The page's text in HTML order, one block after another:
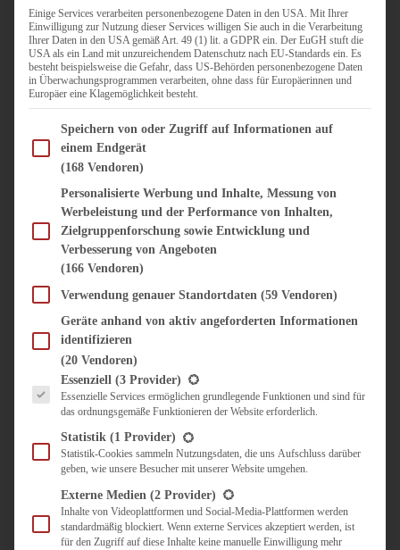
HERZHAFTES BACKEN
ONE-POT-GERICHTE
PASTA & NUDELGERICHTE
PIZZA, TARTES & QUICHES
REIS & RISOTTO
SALATE & SNACKS
SUPPENKASPEREIEN
VORSPEISEN
SÜSS & HERZHAFT
BROTAUFSTRICH
DIPS, SAUCEN, CHUTNEYS
KÜCHENGESCHENKE
UNTERWEGS
KULINARISCH UNTERWEGS
ÜBER MICH
ZUSAMMENARBEIT
Einige Services verarbeiten personenbezogene Daten in den USA. Mit Ihrer
Einwilligung zur Nutzung dieser Services willigen Sie auch in die Verarbeitung
Ihrer Daten in den USA gemäß Art. 49 (1) lit. a GDPR ein. Der EuGH stuft die
USA als ein Land mit unzureichendem Datenschutz nach EU-Standards ein. Es
besteht beispielsweise die Gefahr, dass US-Behörden personenbezogene Daten
in Überwachungsprogrammen verarbeiten, ohne dass für Europäerinnen und
Europäer eine Klagemöglichkeit besteht.
Im Folgenden finden Sie eine Liste der Zwecke des IAB Transparency and Consent
Speichern von oder Zugriff auf Informationen auf
einem Endgerät
(168 Vendoren)
Personalisierte Werbung und Inhalte, Messung von
Werbeleistung und der Performance von Inhalten,
Zielgruppenforschung sowie Entwicklung und
Verbesserung von Angeboten
(166 Vendoren)
Verwendung genauer Standortdaten (59 Vendoren)
Geräte anhand von aktiv angeforderten Informationen
identifizieren
(20 Vendoren)
Es folgt eine Liste der Service-Gruppen, für die eine Einwilligung erteilt werden
Essenziell (3 Provider)
Essenzielle Services ermöglichen grundlegende Funktionen und sind für
das ordnungsgemäße Funktionieren der Website erforderlich.
Statistik (1 Provider)
Statistik-Cookies sammeln Nutzungsdaten, die uns Aufschluss darüber
geben, wie unsere Besucher mit unserer Website umgehen.
Externe Medien (2 Provider)
Inhalte von Videoplattformen und Social-Media-Plattformen werden
standardmäßig blockiert. Wenn externe Services akzeptiert werden, ist
für den Zugriff auf diese Inhalte keine manuelle Einwilligung mehr